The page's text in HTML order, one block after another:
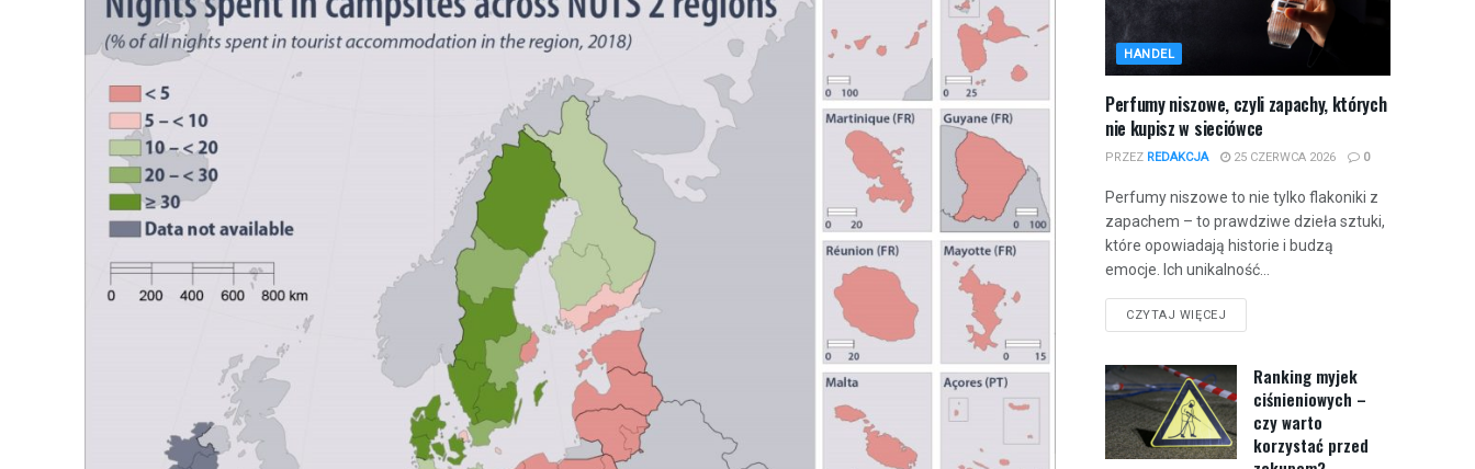
HANDEL
Perfumy niszowe, czyli zapachy, których
nie kupisz w sieciówce
PRZEZ REDAKCJA 25 CZERWCA 2026 0
Perfumy niszowe to nie tylko flakoniki z
zapachem – to prawdziwe dzieła sztuki,
które opowiadają historie i budzą
emocje. Ich unikalność...
CZYTAJ WIĘCEJ
Ranking myjek
ciśnieniowych –
czy warto
korzystać przed